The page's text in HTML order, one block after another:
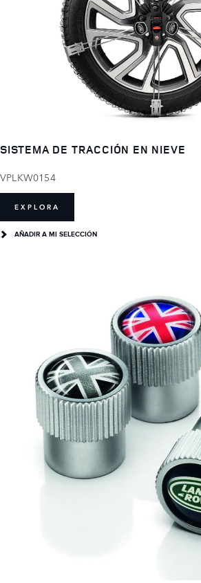
SISTEMA DE TRACCIÓN EN NIEVE
VPLKW0154
EXPLORA
AÑADIR A MI SELECCIÓN